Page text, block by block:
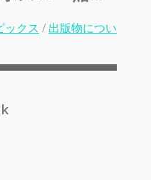
ックス / 出版物につい